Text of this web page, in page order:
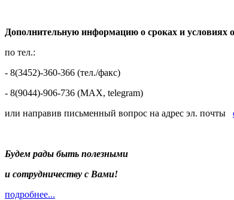
Дополнительную информацию о сроках и условиях
по тел.:
- 8(3452)-360-366 (тел./факс)
- 8(9044)-906-736 (МAX, telegram)
или направив письменный вопрос на адрес эл. почты
Будем рады быть полезными
и сотрудничеству с Вами!
подробнее...